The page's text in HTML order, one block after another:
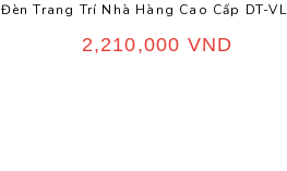
Đèn Trang Trí Nhà Hàng Cao Cấp DT-
2,210,000 VND